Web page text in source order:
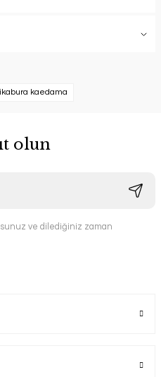
kaedama
olun
ve dilediğiniz zaman